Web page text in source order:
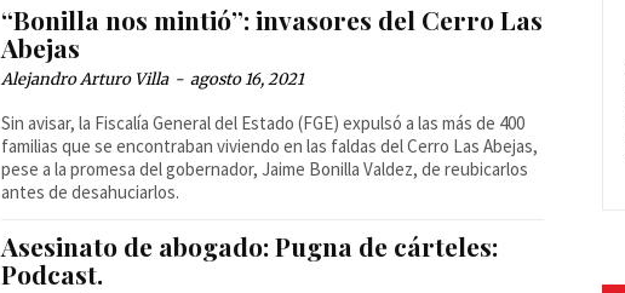
“Bonilla nos mintió”: invasores del Cerro Las
Abejas
Alejandro Arturo Villa - agosto 16, 2021
Sin avisar, la Fiscalía General del Estado (FGE) expulsó a las más de 400
familias que se encontraban viviendo en las faldas del Cerro Las Abejas,
pese a la promesa del gobernador, Jaime Bonilla Valdez, de reubicarlos
antes de desahuciarlos.
Asesinato de abogado: Pugna de cárteles:
Podcast.